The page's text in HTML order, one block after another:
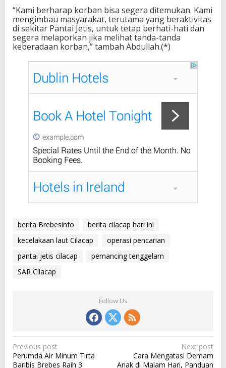
“Kami berharap korban bisa segera ditemukan. Kami
mengimbau masyarakat, terutama yang beraktivitas
di sekitar Pantai Jetis, untuk tetap berhati-hati dan
segera melaporkan jika melihat tanda-tanda
keberadaan korban,” tambah Abdullah.(*)
berita Brebesinfo
berita cilacap hari ini
kecelakaan laut Cilacap
operasi pencarian
pantai jetis cilacap
pemancing tenggelam
SAR Cilacap
Follow Us
P
o
Previous post
Perumda Air Minum Tirta
Baribis Brebes Raih 3
Next post
Cara Mengatasi Demam
Anak di Malam Hari, Panduan